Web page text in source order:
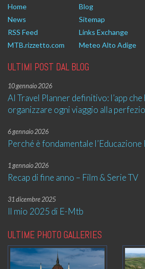
Home Blog
News
Sitemap
RSS Feed
Links Exchange
MTB.rizzetto.com
Meteo Alto Adige
ULTIMI POST DAL BLOG
10 gennaio 2026
AI Travel Planner definitivo: l’app
organizzare ogni viaggio alla
6 gennaio 2026
Perché è fondamentale l’Educazione
1 gennaio 2026
Recap di fine anno – Film & Serie TV
31 dicembre 2025
Il mio 2025 di E-Mtb
ULTIME PHOTO GALLERIES